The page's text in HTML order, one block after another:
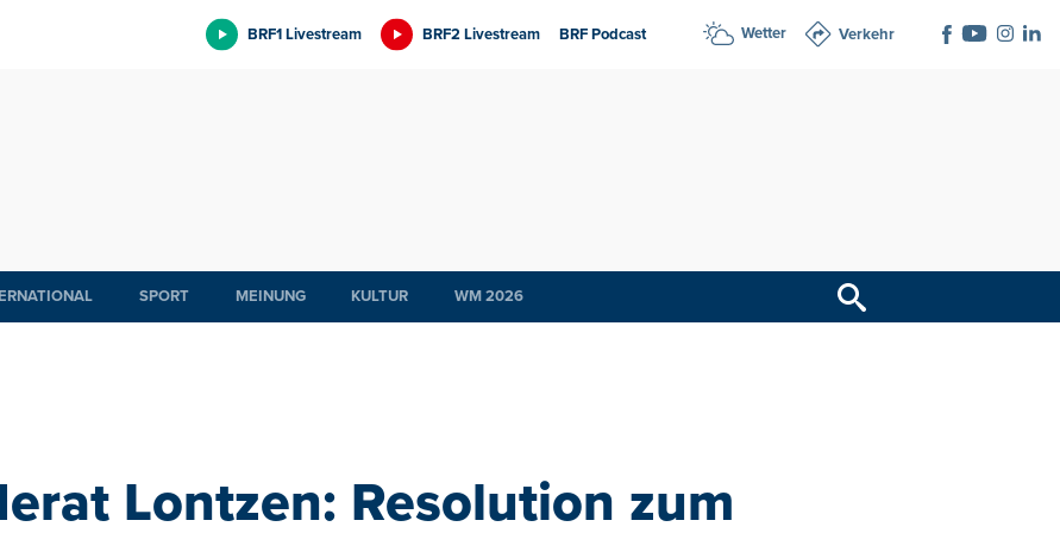
BRF1 Livestream BRF2 Livestream BRF Podcast Wetter Verkehr
SPORT MEINUNG KULTUR WM 2026
Lontzen: Resolution zum